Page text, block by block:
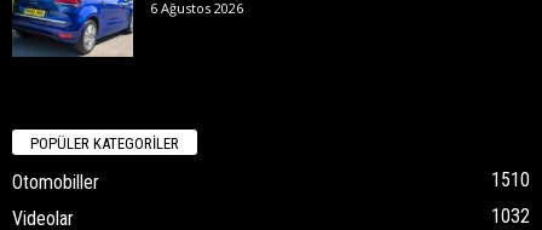
6 Ağustos 2026
POPÜLER KATEGORİLER
Otomobiller
1510
Videolar
1032